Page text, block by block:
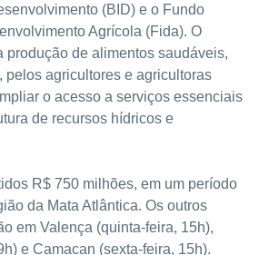
(BID) e o Fundo
Agrícola (Fida). O
produção de alimentos saudáveis,
pelos agricultores e agricultoras
o acesso a serviços essenciais
de recursos hídricos e
R$ 750 milhões, em um período
da Mata Atlântica. Os outros
em Valença (quinta-feira, 15h),
e Camacan (sexta-feira, 15h).